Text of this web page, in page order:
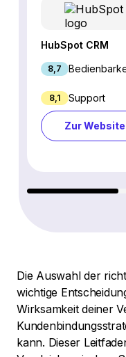
HubSpot CRM
8,7
8,1 Support
Zur Website
Die Auswahl der
wichtige
Wirksamkeit deiner
kann. Dieser